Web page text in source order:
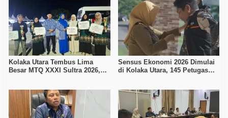
Kolaka Utara Tembus Lima
Besar MTQ XXXI Sultra 2026,
Sensus Ekonomi 2026 Dimulai
di Kolaka Utara, 145 Petugas